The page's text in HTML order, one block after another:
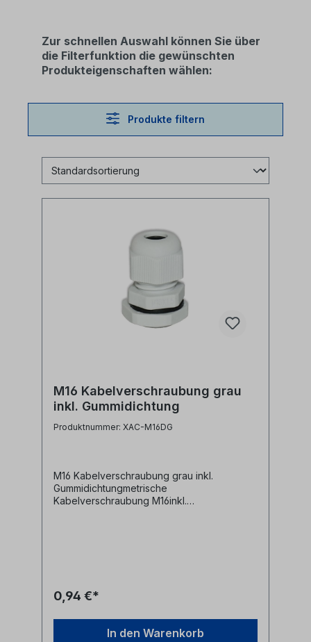
Zur schnellen Auswahl können Sie über
die Filterfunktion die gewünschten
Produkteigenschaften wählen:
Produkte filtern
M16 Kabelverschraubung grau
inkl. Gummidichtung
Produktnummer: XAC-M16DG
M16 Kabelverschraubung grau inkl.
Gummidichtungmetrische
Kabelverschraubung M16inkl.
Nennungen erfolgen hier nur zur
Identifikation und Beschreibung der
0,94 €*
In den Warenkorb